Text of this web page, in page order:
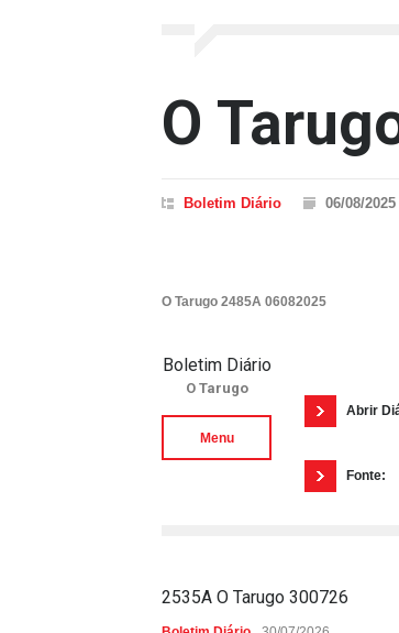
O
Boletim Diário 06/08/2025
O Tarugo 2485A 06082025
Abrir
Fonte:
Boletim Diário
O Tarugo
Menu
2535A O Tarugo 300726